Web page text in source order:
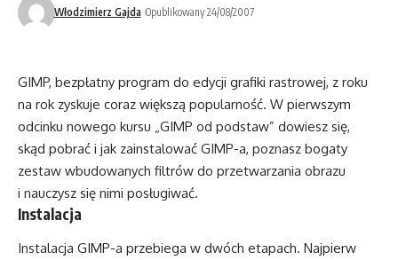
Włodzimierz Gajda Opublikowany 24/08/2007
GIMP, bezpłatny program do edycji grafiki rastrowej, z roku
na rok zyskuje coraz większą popularność. W pierwszym
odcinku nowego kursu „GIMP od podstaw” dowiesz się,
skąd pobrać i jak zainstalować GIMP-a, poznasz bogaty
zestaw wbudowanych filtrów do przetwarzania obrazu
i nauczysz się nimi posługiwać.
Instalacja
Instalacja GIMP-a przebiega w dwóch etapach. Najpierw